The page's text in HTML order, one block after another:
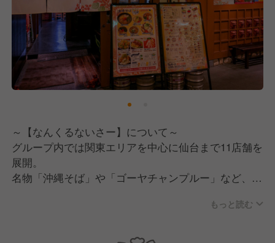
～【なんくるないさー】について～
グループ内では関東エリアを中心に仙台まで11店舗を
展開。
名物「沖縄そば」や「ゴーヤチャンプルー」など、多
こだわりの料理とアットホームな雰囲気の良い店内で
もっと読む